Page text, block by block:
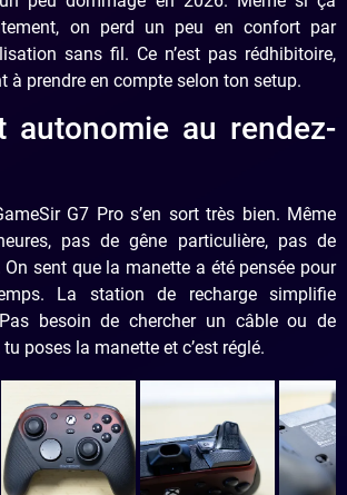
on perd un peu en confort par
sans fil. Ce n’est pas rédhibitoire,
à prendre en compte selon ton setup.
autonomie au rendez-
G7 Pro s’en sort très bien. Même
pas de gêne particulière, pas de
sent que la manette a été pensée pour
La station de recharge simplifie
besoin de chercher un câble ou de
poses la manette et c’est réglé.